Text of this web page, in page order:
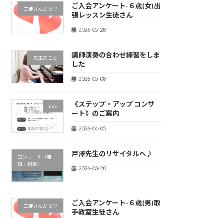
生徒さんから♡
ご入会アンケート-６歳(女)出
張レッスン生徒さん
2026-05-28
先生のこと
講師演奏の合わせ練習をしま
した
2026-05-08
info
《ステップ・アップ コンサ
ート》のご案内
2026-04-05
コンサート（告
知・報告）
戸澤先生のリサイタルへ♪
2026-03-20
生徒さんから♡
ご入会アンケート-６歳(男)取
手教室生徒さん